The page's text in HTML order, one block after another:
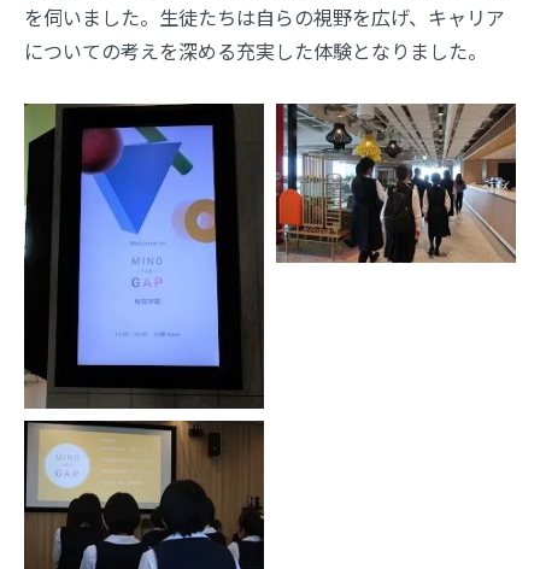
を伺いました。生徒たちは自らの視野を広げ、キャリア
についての考えを深める充実した体験となりました。